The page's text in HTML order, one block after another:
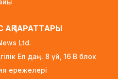
әкелуге
жоғалды, бойкот
АҚПАРАТТАРЫ
Ltd.
Ел даң. 8 үй, 16 B блок
ережелері